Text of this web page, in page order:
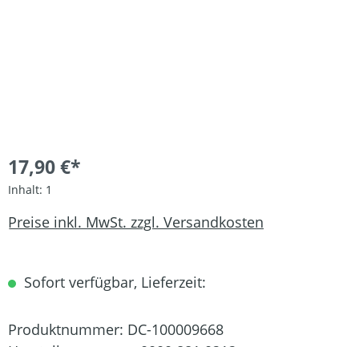
17,90 €*
Inhalt: 1
Preise inkl. MwSt. zzgl. Versandkosten
Sofort verfügbar, Lieferzeit:
Produktnummer: DC-100009668